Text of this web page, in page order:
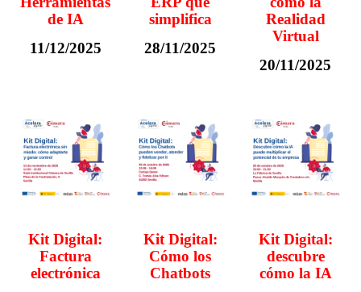
de IA
11/12/2025
simplifica
28/11/2025
Realidad
Virtual
20/11/2025
Kit Digital:
Factura
electrónica
Kit Digital:
Cómo los
Chatbots
Kit Digital:
descubre
cómo la IA